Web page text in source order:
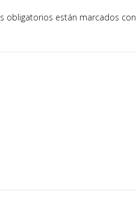
obligatorios están marcados con